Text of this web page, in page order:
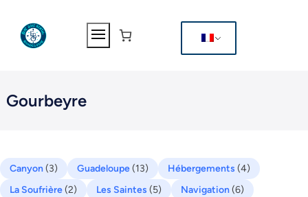
contenu
Gourbeyre
Canyon(3) Guadeloupe(13) Hébergements (4)
La Soufrière(2) Les Saintes (5) Navigation(6)